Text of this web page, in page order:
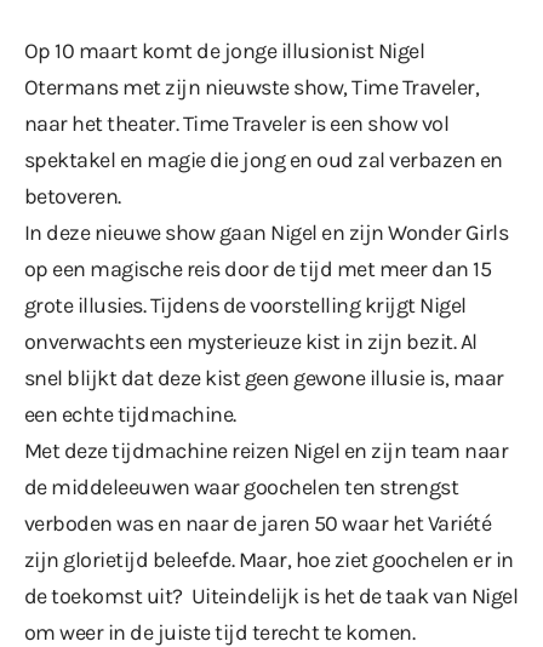
Op 10 maart komt de jonge illusionist Nigel
Otermans met zijn nieuwste show, Time Traveler,
naar het theater. Time Traveler is een show vol
spektakel en magie die jong en oud zal verbazen en
betoveren.
In deze nieuwe show gaan Nigel en zijn Wonder Girls
op een magische reis door de tijd met meer dan 15
grote illusies. Tijdens de voorstelling krijgt Nigel
onverwachts een mysterieuze kist in zijn bezit. Al
snel blijkt dat deze kist geen gewone illusie is, maar
een echte tijdmachine.
Met deze tijdmachine reizen Nigel en zijn team naar
de middeleeuwen waar goochelen ten strengst
verboden was en naar de jaren 50 waar het Variété
zijn glorietijd beleefde. Maar, hoe ziet goochelen er in
de toekomst uit? Uiteindelijk is het de taak van Nigel
om weer in de juiste tijd terecht te komen.